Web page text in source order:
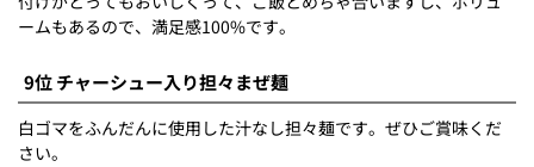
ームもあるので、満足感100%です。
9位 チャーシュー入り担々まぜ麺
白ゴマをふんだんに使用した汁なし担々麺です。ぜひご賞味くだ
さい。